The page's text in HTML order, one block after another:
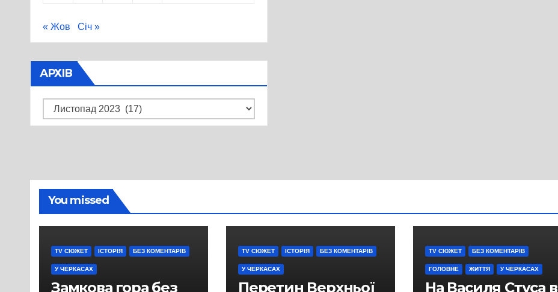
« Жов Січ »
АРХІВ
Архів
You missed
TV СЮЖЕТ ІСТОРІЯ БЕЗ КОМЕНТАРІВ
У ЧЕРКАСАХ
Замкова гора без
TV СЮЖЕТ ІСТОРІЯ БЕЗ КОМЕНТАРІВ
У ЧЕРКАСАХ
Перетин Верхньої
TV СЮЖЕТ БЕЗ КОМЕНТАРІВ
ГОЛОВНЕ ЖИТТЯ У ЧЕРКАСАХ
На Василя Стуса в